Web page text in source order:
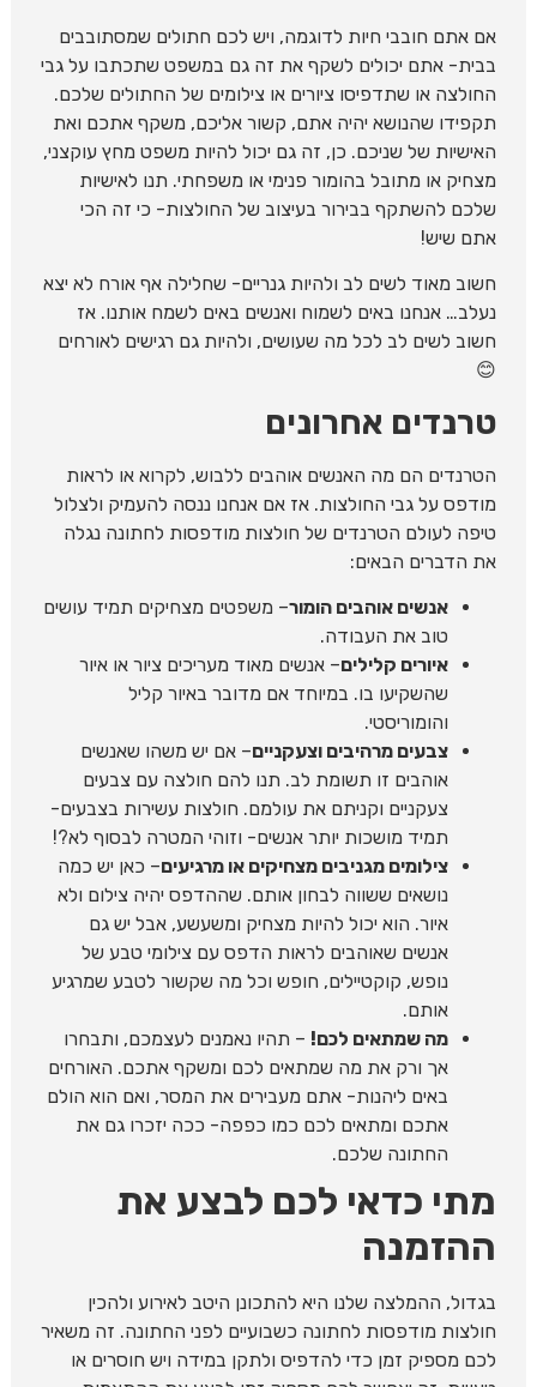
אם אתם חובבי חיות לדוגמה, ויש לכם חתולים שמסתובבים
בבית- אתם יכולים לשקף את זה גם במשפט שתכתבו על גבי
החולצה או שתדפיסו ציורים או צילומים של החתולים שלכם.
תקפידו שהנושא יהיה אתם, קשור אליכם, משקף אתכם ואת
האישיות של שניכם. כן, זה גם יכול להיות משפט מחץ עוקצני,
מצחיק או מתובל בהומור פנימי או משפחתי. תנו לאישיות
שלכם להשתקף בבירור בעיצוב של החולצות- כי זה הכי
אתם שיש!
חשוב מאוד לשים לב ולהיות גנריים- שחלילה אף אורח לא יצא
נעלב… אנחנו באים לשמוח ואנשים באים לשמח אותנו. אז
חשוב לשים לב לכל מה שעושים, ולהיות גם רגישים לאורחים
😊
טרנדים אחרונים
הטרנדים הם מה האנשים אוהבים ללבוש, לקרוא או לראות
מודפס על גבי החולצות. אז אם אנחנו ננסה להעמיק ולצלול
טיפה לעולם הטרנדים של חולצות מודפסות לחתונה נגלה
את הדברים הבאים:
אנשים אוהבים הומור– משפטים מצחיקים תמיד עושים
טוב את העבודה.
איורים קלילים– אנשים מאוד מעריכים ציור או איור
שהשקיעו בו. במיוחד אם מדובר באיור קליל
והומוריסטי.
צבעים מרהיבים וצעקניים– אם יש משהו שאנשים
אוהבים זו תשומת לב. תנו להם חולצה עם צבעים
צעקניים וקניתם את עולמם. חולצות עשירות בצבעים-
תמיד מושכות יותר אנשים- וזוהי המטרה לבסוף לא?!
צילומים מגניבים מצחיקים או מרגיעים– כאן יש כמה
נושאים ששווה לבחון אותם. שההדפס יהיה צילום ולא
איור. הוא יכול להיות מצחיק ומשעשע, אבל יש גם
אנשים שאוהבים לראות הדפס עם צילומי טבע של
נופש, קוקטיילים, חופש וכל מה שקשור לטבע שמרגיע
אותם.
מה שמתאים לכם! – תהיו נאמנים לעצמכם, ותבחרו
אך ורק את מה שמתאים לכם ומשקף אתכם. האורחים
באים ליהנות- אתם מעבירים את המסר, ואם הוא הולם
אתכם ומתאים לכם כמו כפפה- ככה יזכרו גם את
החתונה שלכם.
מתי כדאי לכם לבצע את
ההזמנה
בגדול, ההמלצה שלנו היא להתכונן היטב לאירוע ולהכין
חולצות מודפסות לחתונה כשבועיים לפני החתונה. זה משאיר
לכם מספיק זמן כדי להדפיס ולתקן במידה ויש חוסרים או